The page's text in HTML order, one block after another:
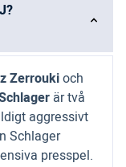
Zerroukioch
är två
aggressivt
Schlager
presspel.